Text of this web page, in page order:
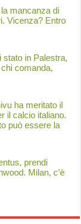
mancanza di
Vicenza? Entro
in Palestra,
comanda,
ha meritato il
il calcio italiano.
può essere la
prendi
Milan, c’è